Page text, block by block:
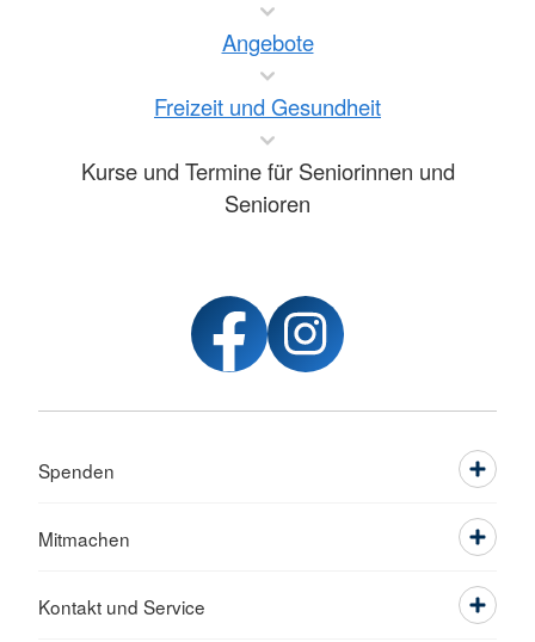
Angebote
Freizeit und Gesundheit
Kurse und Termine für Seniorinnen und
Senioren
Spenden
Mitmachen
Kontakt und Service